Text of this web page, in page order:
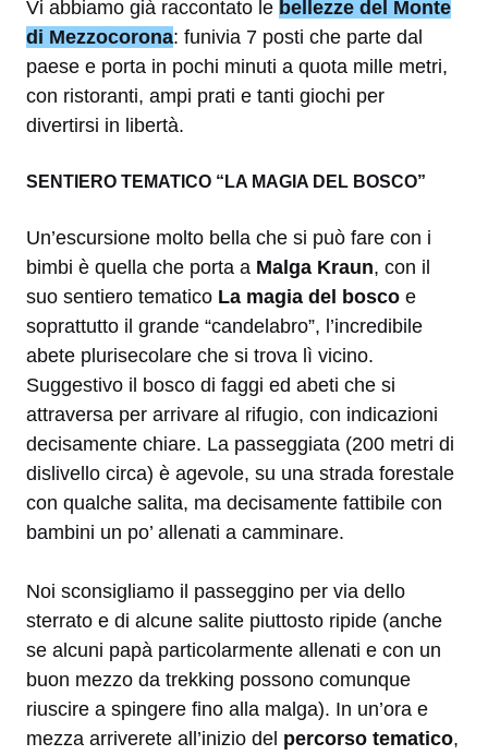
Vi abbiamo già raccontato le bellezze del Monte
di Mezzocorona: funivia 7 posti che parte dal
paese e porta in pochi minuti a quota mille metri,
con ristoranti, ampi prati e tanti giochi per
divertirsi in libertà.
SENTIERO TEMATICO “LA MAGIA DEL BOSCO”
Un’escursione molto bella che si può fare con i
bimbi è quella che porta a Malga Kraun, con il
suo sentiero tematico La magia del bosco e
soprattutto il grande “candelabro”, l’incredibile
abete plurisecolare che si trova lì vicino.
Suggestivo il bosco di faggi ed abeti che si
attraversa per arrivare al rifugio, con indicazioni
decisamente chiare. La passeggiata (200 metri di
dislivello circa) è agevole, su una strada forestale
con qualche salita, ma decisamente fattibile con
bambini un po’ allenati a camminare.
Noi sconsigliamo il passeggino per via dello
sterrato e di alcune salite piuttosto ripide (anche
se alcuni papà particolarmente allenati e con un
buon mezzo da trekking possono comunque
riuscire a spingere fino alla malga). In un’ora e
mezza arriverete all’inizio del percorso tematico,